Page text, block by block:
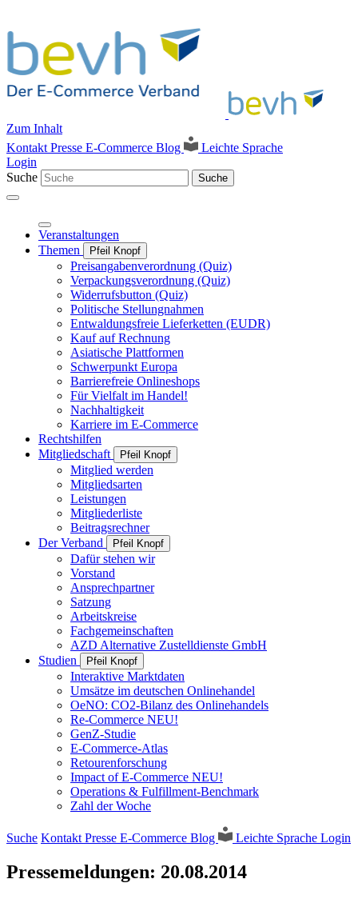
Zum Inhalt
Kontakt Presse E-Commerce Blog
Leichte Sprache
Login
Suche
Suche
Veranstaltungen
Themen
Pfeil Knopf
Preisangabenverordnung (Quiz)
Verpackungsverordnung (Quiz)
Widerrufsbutton (Quiz)
Politische Stellungnahmen
Entwaldungsfreie Lieferketten (EUDR)
Kauf auf Rechnung
Asiatische Plattformen
Schwerpunkt Europa
Barrierefreie Onlineshops
Für Vielfalt im Handel!
Nachhaltigkeit
Karriere im E-Commerce
Rechtshilfen
Mitgliedschaft
Pfeil Knopf
Mitglied werden
Mitgliedsarten
Leistungen
Mitgliederliste
Beitragsrechner
Der Verband
Pfeil Knopf
Dafür stehen wir
Vorstand
Ansprechpartner
Satzung
Arbeitskreise
Fachgemeinschaften
AZD Alternative Zustelldienste GmbH
Studien
Pfeil Knopf
Interaktive Marktdaten
Umsätze im deutschen Onlinehandel
OeNO: CO2-Bilanz des Onlinehandels
Re-Commerce NEU!
GenZ-Studie
E-Commerce-Atlas
Retourenforschung
Impact of E-Commerce NEU!
Operations & Fulfillment-Benchmark
Zahl der Woche
Suche Kontakt Presse E-Commerce Blog Leichte Sprache Login
Pressemeldungen: 20.08.2014